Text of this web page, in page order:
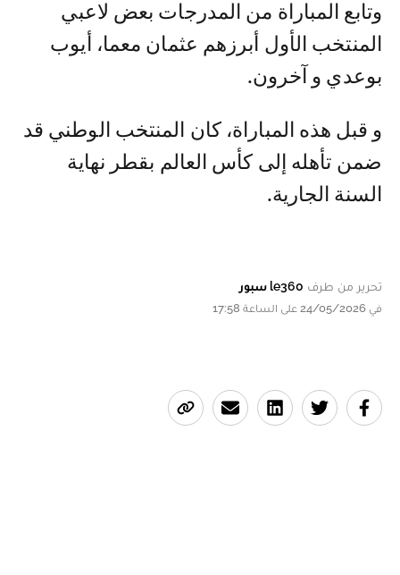
وتابع المباراة من المدرجات بعض لاعبي
المنتخب الأول أبرزهم عثمان معما، أيوب
بوعدي و آخرون.
و قبل هذه المباراة، كان المنتخب الوطني قد
ضمن تأهله إلى كأس العالم بقطر نهاية
السنة الجارية.
تحرير من طرف le360 سبور
في 24/05/2026 على الساعة 17:58